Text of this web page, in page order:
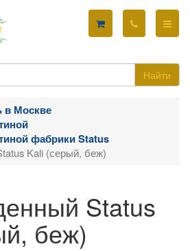
Найти
в Москве
фабрики Status
Kali (серый, беж)
Status
беж)